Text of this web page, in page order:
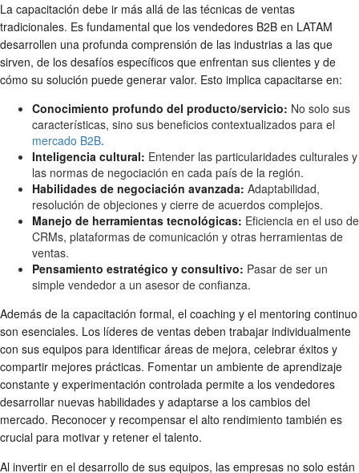
La capacitación debe ir más allá de las técnicas de ventas
tradicionales. Es fundamental que los vendedores B2B en LATAM
desarrollen una profunda comprensión de las industrias a las que
sirven, de los desafíos específicos que enfrentan sus clientes y de
cómo su solución puede generar valor. Esto implica capacitarse en:
Conocimiento profundo del producto/servicio: No solo sus
características, sino sus beneficios contextualizados para el
mercado B2B.
Inteligencia cultural: Entender las particularidades culturales y
las normas de negociación en cada país de la región.
Habilidades de negociación avanzada: Adaptabilidad,
resolución de objeciones y cierre de acuerdos complejos.
Manejo de herramientas tecnológicas: Eficiencia en el uso de
CRMs, plataformas de comunicación y otras herramientas de
ventas.
Pensamiento estratégico y consultivo: Pasar de ser un
simple vendedor a un asesor de confianza.
Además de la capacitación formal, el coaching y el mentoring continuo
son esenciales. Los líderes de ventas deben trabajar individualmente
con sus equipos para identificar áreas de mejora, celebrar éxitos y
compartir mejores prácticas. Fomentar un ambiente de aprendizaje
constante y experimentación controlada permite a los vendedores
desarrollar nuevas habilidades y adaptarse a los cambios del
mercado. Reconocer y recompensar el alto rendimiento también es
crucial para motivar y retener el talento.
Al invertir en el desarrollo de sus equipos, las empresas no solo están